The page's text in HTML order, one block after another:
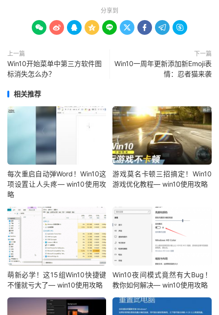
分享到
        
上一篇
Win10开始菜单中第三方软件图
标消失怎么办？
下一篇
Win10一周年更新添加新Emoji表
情：忍者猫来袭
相关推荐
每次重启自动弹Word！Win10这
项设置让人头疼— win10使用攻
略
游戏莫名卡顿三招搞定！Win10
游戏优化教程— win10使用攻略
萌新必学！这15组Win10快捷键
不懂就亏大了— win10使用攻略
Win10夜间模式竟然有大Bug！
教你如何解决— win10使用攻略